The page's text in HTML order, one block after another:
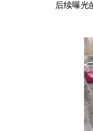
后续曝光